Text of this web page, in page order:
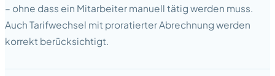
– ohne dass ein Mitarbeiter manuell tätig werden muss.
Auch Tarifwechsel mit proratierter Abrechnung werden
korrekt berücksichtigt.